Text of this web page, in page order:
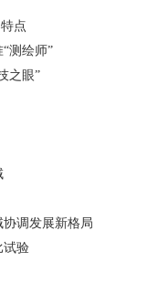
点
测绘师”
之眼”
调发展新格局
试验